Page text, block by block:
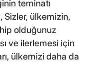
teminatı
ülkemizin,
olduğunuz
ve ilerlemesi için
ülkemizi daha da